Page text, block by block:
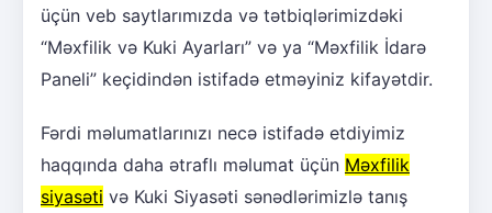
üçün veb saytlarımızda və tətbiqlərimizdəki
“Məxfilik və Kuki Ayarları” və ya “Məxfilik İdarə
Paneli” keçidindən istifadə etməyiniz kifayətdir.
Fərdi məlumatlarınızı necə istifadə etdiyimiz
haqqında daha ətraflı məlumat üçün Məxfilik
siyasəti və Kuki Siyasəti sənədlərimizlə tanış